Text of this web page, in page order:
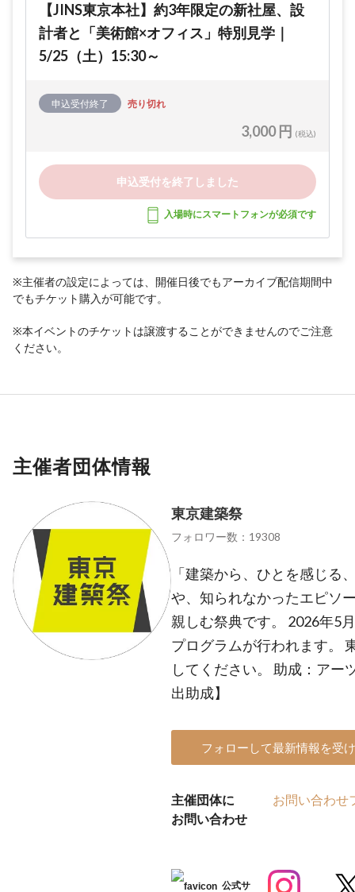
【JINS東京本社】約3年限定の新社屋、設
計者と「美術館×オフィス」特別見学｜
5/25（土）15:30～
申込受付終了 売り切れ
3,000 円 (税込)
申込受付を終了しました
入場時にスマートフォンが必須です
※主催者の設定によっては、開催日後でもアーカイブ配信期間中
でもチケット購入が可能です。
※本イベントのチケットは譲渡することができませんのでご注意
ください。
主催者団体情報
東京建築祭
フォロワー数：19308
「建築から、ひとを感じる
や、知られなかったエピソ
親しむ祭典です。 2026年5
プログラムが行われます。
してください。 助成：アー
出助成】
フォローして最新情報を受
主催団体に
お問い合わせ
お問い合わせ
公式サ